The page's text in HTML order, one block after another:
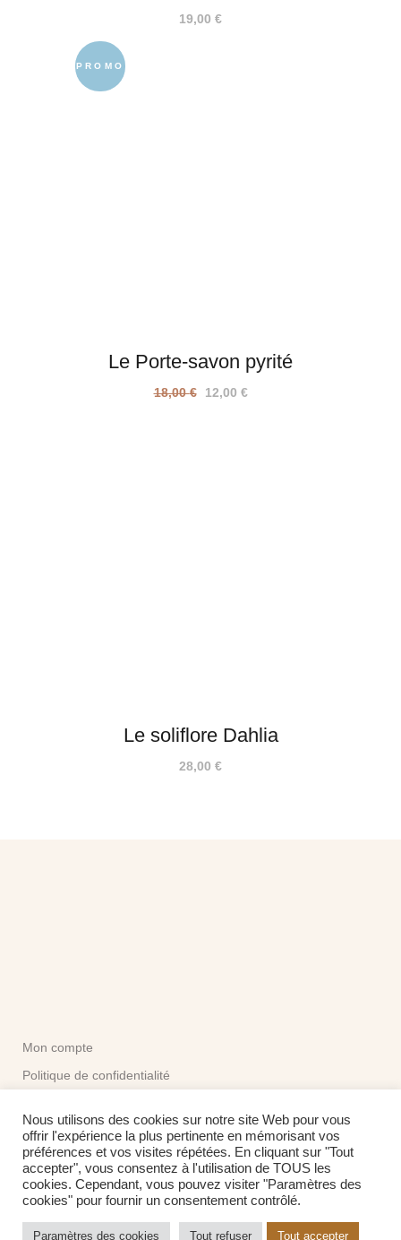
19,00 €
PROMO
Le Porte-savon pyrité
18,00€
Le
12,00 €Le
Le soliflore Dahlia
28,00 €
Mon compte
Politique de confidentialité
Me contacter:
contact@touretmirette.fr
Formulaire de contact
Nous utilisons des cookies sur notre site Web pour vous
offrir l'expérience la plus pertinente en mémorisant vos
préférences et vos visites répétées. En cliquant sur "Tout
accepter", vous consentez à l'utilisation de TOUS les
cookies. Cependant, vous pouvez visiter "Paramètres des
cookies" pour fournir un consentement contrôlé.
Paramètres des cookies Tout refuser Tout accepter